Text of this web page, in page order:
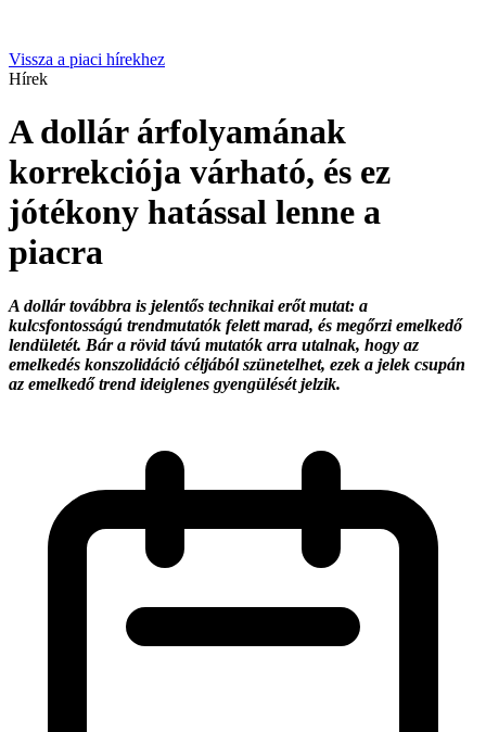
Vissza a piaci hírekhez
Hírek
A dollár árfolyamának
korrekciója várható, és ez
jótékony hatással lenne a
piacra
A dollár továbbra is jelentős technikai erőt mutat: a
kulcsfontosságú trendmutatók felett marad, és megőrzi emelkedő
lendületét. Bár a rövid távú mutatók arra utalnak, hogy az
emelkedés konszolidáció céljából szünetelhet, ezek a jelek csupán
az emelkedő trend ideiglenes gyengülését jelzik.